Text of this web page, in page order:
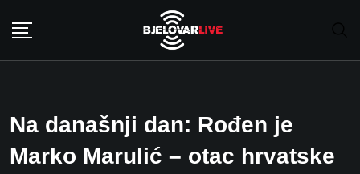
Na današnji dan: Rođen je
Marko Marulić – otac hrvatske